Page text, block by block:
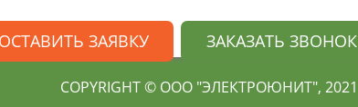
ОСТАВИТЬ ЗАЯВКУ ЗАКАЗАТЬ ЗВОНОК
COPYRIGHT © ООО "ЭЛЕКТРОЮНИТ", 2021